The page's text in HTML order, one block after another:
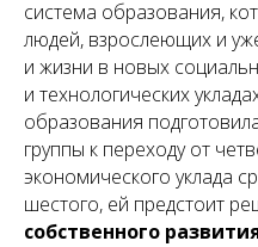
система образования,
людей, взрослеющих и
и жизни в новых
и технологических
образования
группы к переходу от
экономического уклада
шестого, ей предстоит
собственного